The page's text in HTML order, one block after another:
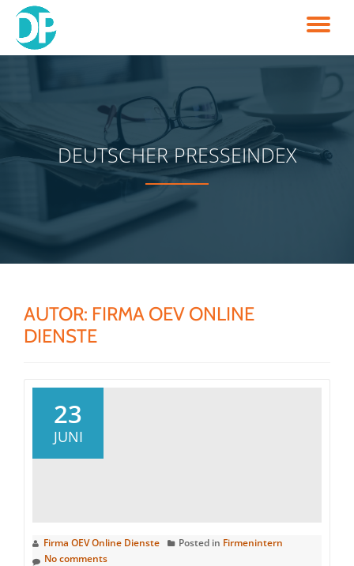
Skip
to
DEUTSCHER PRESSEINDEX
AUTOR: FIRMA OEV ONLINE
DIENSTE
23
JUNI
Firma OEV Online Dienste Posted in Firmenintern
No comments